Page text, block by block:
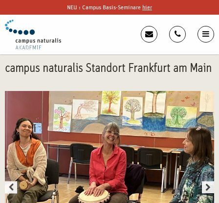
NEU : Campus Basis-Seminare hier
campus naturalis Standort Frankfurt am Main